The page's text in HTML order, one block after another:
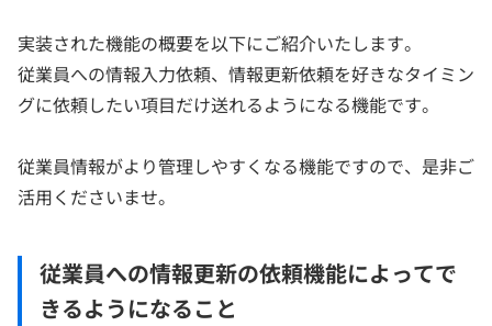
実装された機能の概要を以下にご紹介いたします。
従業員への情報入力依頼、情報更新依頼を好きなタイミン
グに依頼したい項目だけ送れるようになる機能です。
従業員情報がより管理しやすくなる機能ですので、是非ご
活用くださいませ。
従業員への情報更新の依頼機能によってで
きるようになること